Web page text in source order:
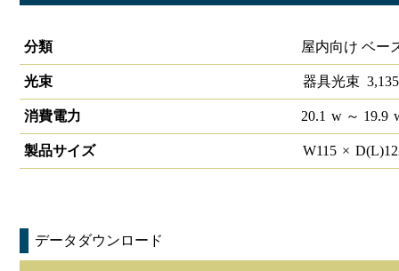
分類
屋内向け ベー
光束 器具光束 3,135
消費電力 20.1 w～ 19.9
製品サイズ W115 × D(L)
データダウンロード